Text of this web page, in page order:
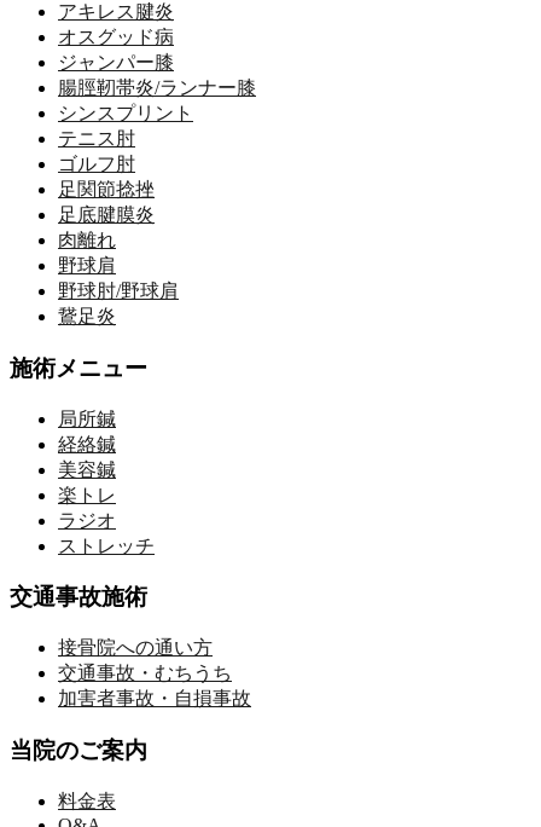
アキレス腱炎
オスグッド病
ジャンパー膝
腸脛靭帯炎/ランナー膝
シンスプリント
テニス肘
ゴルフ肘
足関節捻挫
足底腱膜炎
肉離れ
野球肩
野球肘/野球肩
鵞足炎
施術メニュー
局所鍼
経絡鍼
美容鍼
楽トレ
ラジオ
ストレッチ
交通事故施術
接骨院への通い方
交通事故・むちうち
加害者事故・自損事故
当院のご案内
料金表